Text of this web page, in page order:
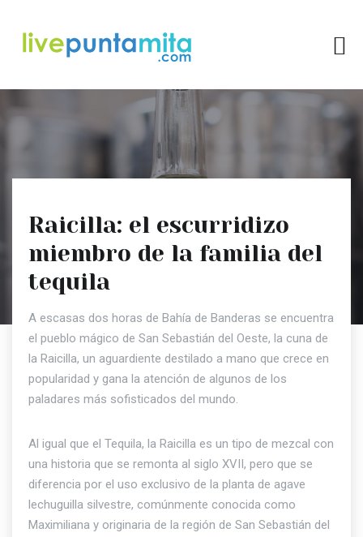
Raicilla: el escurridizo
miembro de la familia del
tequila
A escasas dos horas de Bahía de Banderas se encuentra
el pueblo mágico de San Sebastián del Oeste, la cuna de
la Raicilla, un aguardiente destilado a mano que crece en
popularidad y gana la atención de algunos de los
paladares más sofisticados del mundo.
Al igual que el Tequila, la Raicilla es un tipo de mezcal con
una historia que se remonta al siglo XVII, pero que se
diferencia por el uso exclusivo de la planta de agave
lechuguilla silvestre, comúnmente conocida como
Maximiliana y originaria de la región de San Sebastián del